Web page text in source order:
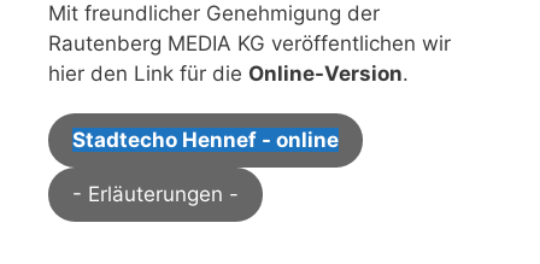
Mit freundlicher Genehmigung der
Rautenberg MEDIA KG veröffentlichen wir
hier den Link für die Online-Version.
Stadtecho Hennef - online
- Erläuterungen -